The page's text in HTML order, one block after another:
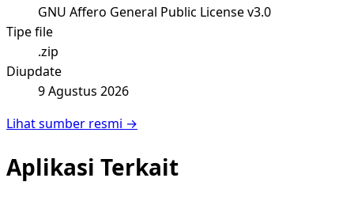
GNU Affero General Public License v3.0
Tipe file
.zip
Diupdate
9 Agustus 2026
Lihat sumber resmi →
Aplikasi Terkait